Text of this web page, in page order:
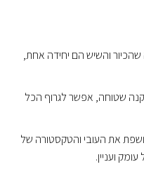
שהכיור והשיש הם יחידה אחת,
שטוחה, אפשר לגרוף הכל
את העובי והטקסטורה של
ועניין.